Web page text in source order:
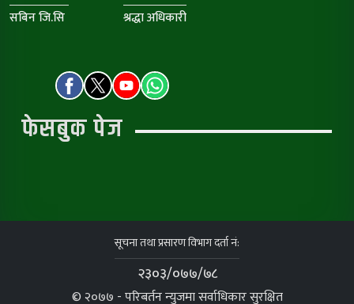
सबिन जि.सि श्रद्धा अधिकारी
फेसबुक पेज
सूचना तथा प्रसारण विभाग दर्ता नं:
२३०३/०७७/७८
© २०७७ - परिबर्तन न्युजमा सर्वाधिकार सुरक्षित